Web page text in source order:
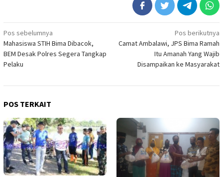
Navigasi
pos
Pos sebelumnya
Mahasiswa STIH Bima Dibacok,
BEM Desak Polres Segera Tangkap
Pelaku
Pos berikutnya
Camat Ambalawi, JPS Bima Ramah
Itu Amanah Yang Wajib
Disampaikan ke Masyarakat
POS TERKAIT